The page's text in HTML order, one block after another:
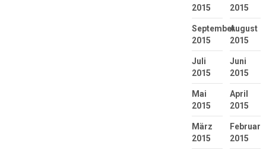
2015
2015
September
2015
August
2015
Juli
2015
Juni
2015
Mai
2015
April
2015
März
2015
Februar
2015